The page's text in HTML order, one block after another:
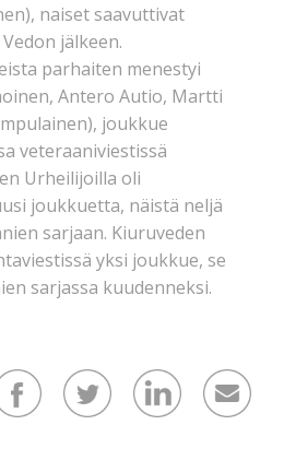
naiset saavuttivat
jälkeen.
parhaiten menestyi
Antero Autio, Martti
joukkue
veteraaniviestissä
Urheilijoilla oli
joukkuetta, näistä neljä
sarjaan. Kiuruveden
yksi joukkue, se
sarjassa kuudenneksi.